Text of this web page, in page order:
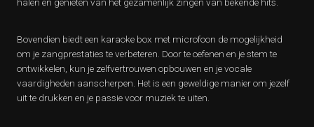
Bovendien biedt een karaoke box met microfoon de mogelijkheid
om je zangprestaties te verbeteren. Door te oefenen en je stem te
ontwikkelen, kun je zelfvertrouwen opbouwen en je vocale
vaardigheden aanscherpen. Het is een geweldige manier om jezelf
uit te drukken en je passie voor muziek te uiten.